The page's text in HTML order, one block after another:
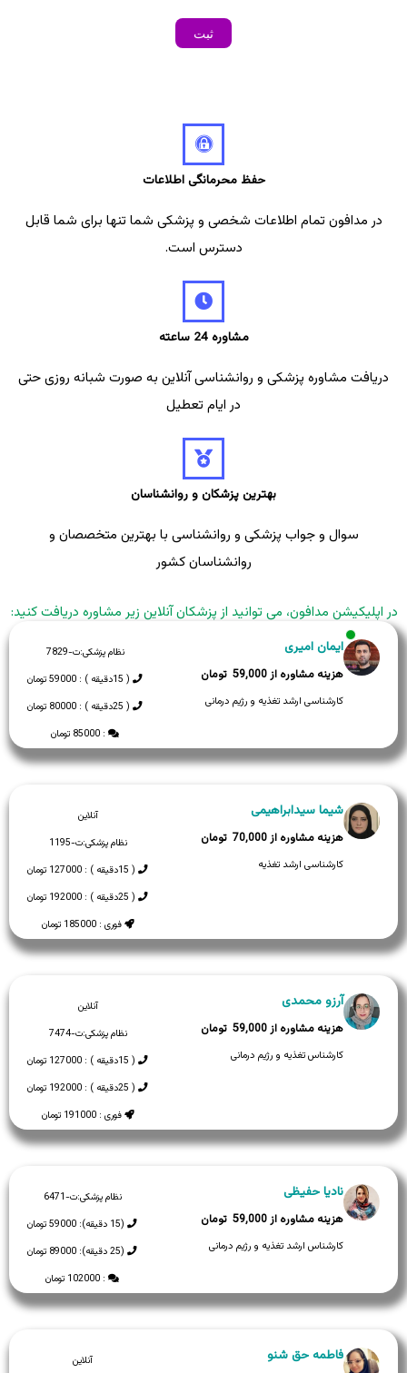
حفظ محرمانگی اطلاعات
در مدافون تمام اطلاعات شخصی و پزشکی شما تنها برای شما قابل
دسترس است.
مشاوره 24 ساعته
دریافت مشاوره پزشکی و روانشناسی آنلاین به صورت شبانه روزی حتی
در ایام تعطیل
بهترین پزشکان و روانشناسان
سوال و جواب پزشکی و روانشناسی با بهترین متخصصان و
روانشناسان کشور
در اپلیکیشن مدافون، می توانید از پزشکان آنلاین زیر مشاوره دریافت کنید:
نظام پزشکی:ت-7829
( 15دقیقه ) : 59000 تومان
( 25دقیقه ) : 80000 تومان
: 85000 تومان
ایمان امیری
59,000
کارشناسی ارشد تغذیه و رژیم درمانی
آنلاین
نظام پزشکی:ت-1195
( 15دقیقه ) : 127000 تومان
( 25دقیقه ) : 192000 تومان
فوری : 185000 تومان
شیما سیدابراهیمی
70,000
کارشناسی ارشد تغذیه
آنلاین
نظام پزشکی:ت-7474
( 15دقیقه ) : 127000 تومان
( 25دقیقه ) : 192000 تومان
فوری : 191000 تومان
آرزو محمدی
59,000
کارشناس تغذیه و رژیم درمانی
نظام پزشکی:ت-6471
(15 دقیقه): 59000 تومان
(25 دقیقه): 89000 تومان
: 102000 تومان
نادیا حفیظی
59,000
کارشناس ارشد تغذیه و رژیم درمانی
آنلاین
فاطمه حق شنو